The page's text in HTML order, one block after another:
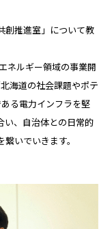
創推進室」について教
ネルギー領域の事業開
海道の社会課題やポテ
る電力インフラを堅
い、自治体との日常的
いでいきます。